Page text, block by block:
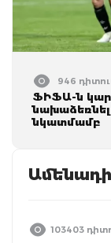
946
ՖԻՖԱ-ն
նկատմամբ
103403